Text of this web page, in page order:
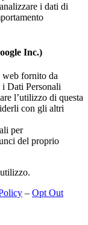
i dati di
Inc.)
fornito da
Dati Personali
l’utilizzo di questa
con gli altri
per
del proprio
– Opt Out